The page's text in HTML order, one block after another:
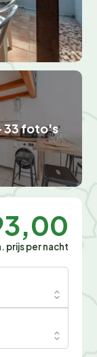
33 foto's
prijs per nacht